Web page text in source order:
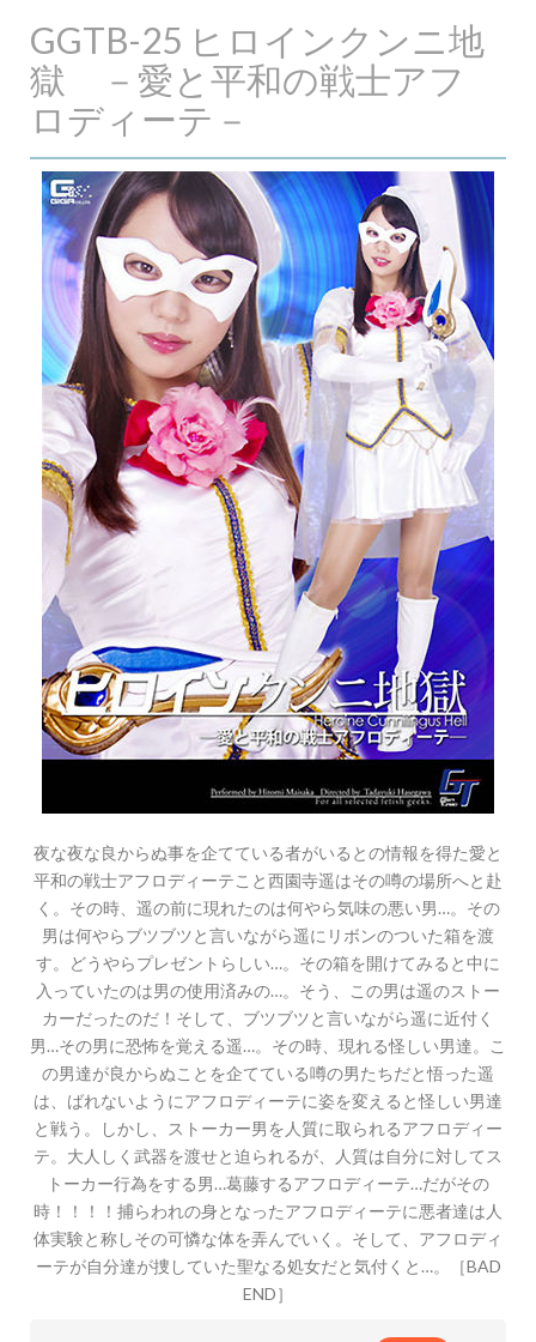
GGTB-25 ヒロインクンニ地
獄 －愛と平和の戦士アフ
ロディーテ－
夜な夜な良からぬ事を企てている者がいるとの情報を得た愛と
平和の戦士アフロディーテこと西園寺遥はその噂の場所へと赴
く。その時、遥の前に現れたのは何やら気味の悪い男…。その
男は何やらブツブツと言いながら遥にリボンのついた箱を渡
す。どうやらプレゼントらしい…。その箱を開けてみると中に
入っていたのは男の使用済みの…。そう、この男は遥のストー
カーだったのだ！そして、ブツブツと言いながら遥に近付く
男…その男に恐怖を覚える遥…。その時、現れる怪しい男達。こ
の男達が良からぬことを企てている噂の男たちだと悟った遥
は、ばれないようにアフロディーテに姿を変えると怪しい男達
と戦う。しかし、ストーカー男を人質に取られるアフロディー
テ。大人しく武器を渡せと迫られるが、人質は自分に対してス
トーカー行為をする男…葛藤するアフロディーテ…だがその
時！！！！捕らわれの身となったアフロディーテに悪者達は人
体実験と称しその可憐な体を弄んでいく。そして、アフロディ
ーテが自分達が捜していた聖なる処女だと気付くと…。［BAD
END］